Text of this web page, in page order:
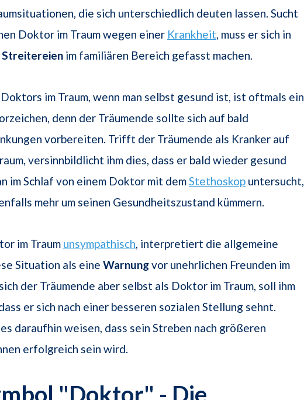
die sich unterschiedlich deuten lassen. Sucht
Doktor im Traum wegen einer Krankheit, muss er sich in
Streitereien im familiären Bereich gefasst machen.
im Traum, wenn man selbst gesund ist, ist oftmals ein
denn der Träumende sollte sich auf bald
vorbereiten. Trifft der Träumende als Kranker auf
versinnbildlicht ihm dies, dass er bald wieder gesund
im Schlaf von einem Doktor mit demStethoskop untersucht,
mehr um seinen Gesundheitszustand kümmern.
im Traum unsympathisch, interpretiert die allgemeine
Situation als eine Warnungvor unehrlichen Freunden im
der Träumende aber selbst als Doktor im Traum, soll ihm
er sich nach einer besseren sozialen Stellung sehnt.
daraufhin weisen, dass sein Streben nach größeren
erfolgreich sein wird.
"Doktor" - Die